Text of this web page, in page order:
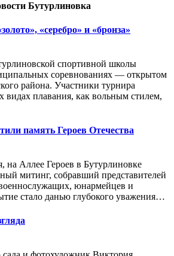
Бутурлиновка
«серебро» и «бронза»
спортивной школы
соревнованиях — открытом
района. Участники турнира
видах плавания, как вольным стилем,
память Героев Отечества
на Аллее Героев в Бутурлиновке
митинг, собравший представителей
юнармейцев и
стало данью глубокого уважения…